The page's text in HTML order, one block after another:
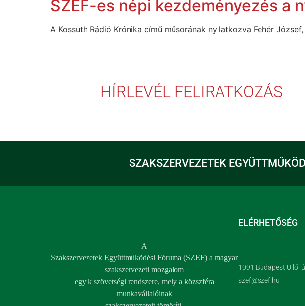
SZEF-es népi kezdeményezés a
A Kossuth Rádió Krónika című műsorának nyilatkozva Fehér
HÍRLEVÉL FELIRATKOZÁS
SZAKSZERVEZETEK
A
Szakszervezetek Együttműködési Fóruma (SZEF) a magyar
szakszervezeti mozgalom
egyik szövetségi rendszere, mely a közszféra
munkavállalóinak
ELÉRHETŐSÉG
1091 Budapest Üllői
szef@szef.hu